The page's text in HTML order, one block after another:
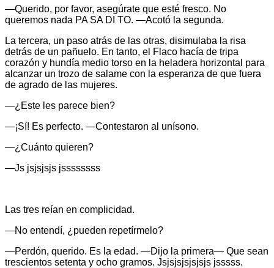
—Querido, por favor, asegúrate que esté fresco. No
queremos nada PA SA DI TO. —Acotó la segunda.
La tercera, un paso atrás de las otras, disimulaba la risa
detrás de un pañuelo. En tanto, el Flaco hacía de tripa
corazón y hundía medio torso en la heladera horizontal para
alcanzar un trozo de salame con la esperanza de que fuera
de agrado de las mujeres.
—¿Este les parece bien?
—¡Sí! Es perfecto. —Contestaron al unísono.
—¿Cuánto quieren?
—Js jsjsjsjs jssssssss
Las tres reían en complicidad.
—No entendí, ¿pueden repetírmelo?
—Perdón, querido. Es la edad. —Dijo la primera— Que sean
trescientos setenta y ocho gramos. Jsjsjsjsjsjsjs jsssss.